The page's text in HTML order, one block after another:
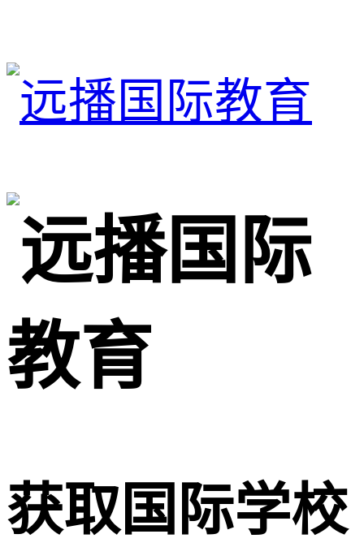
获取国际学校